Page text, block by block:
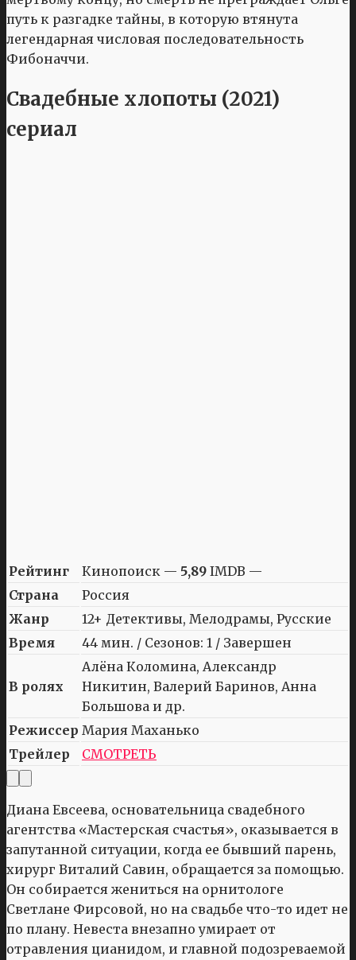
путь к разгадке тайны, в которую втянута
легендарная числовая последовательность
Фибоначчи.
Свадебные хлопоты (2021)
сериал
Рейтинг Кинопоиск — 5,89 IMDB —
Страна
Россия
Жанр
12+ Детективы, Мелодрамы, Русские
Время
44 мин. / Сезонов: 1 / Завершен
В ролях
Алёна Коломина, Александр
Никитин, Валерий Баринов, Анна
Большова и др.
Режиссер Мария Маханько
Трейлер
СМОТРЕТЬ
Диана Евсеева, основательница свадебного
агентства «Мастерская счастья», оказывается в
запутанной ситуации, когда ее бывший парень,
хирург Виталий Савин, обращается за помощью.
Он собирается жениться на орнитологе
Светлане Фирсовой, но на свадьбе что-то идет не
по плану. Невеста внезапно умирает от
отравления цианидом, и главной подозреваемой